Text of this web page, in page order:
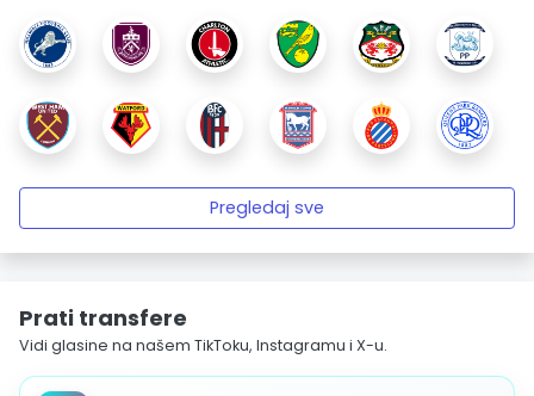
Pregledaj sve
Prati transfere
Vidi glasine na našem TikToku, Instagramu i X-u.